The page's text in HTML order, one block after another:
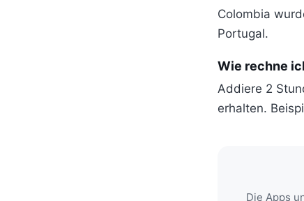
Colombia
Portugal.
Wie rechne
Addiere 2
erhalten.
Die Apps